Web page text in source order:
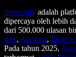
Speechify adalah
dipercaya oleh lebih
dari 500.000 ulasan
iOS, Android,
Pada tahun 2025,